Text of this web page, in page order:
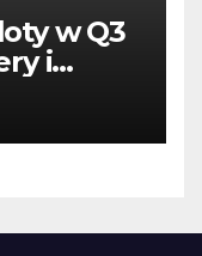
w Q3
i